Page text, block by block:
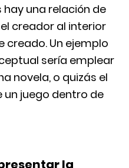
hay una relación de
creador al interior
creado. Un ejemplo
sería emplear
novela, o quizás el
juego dentro de
la